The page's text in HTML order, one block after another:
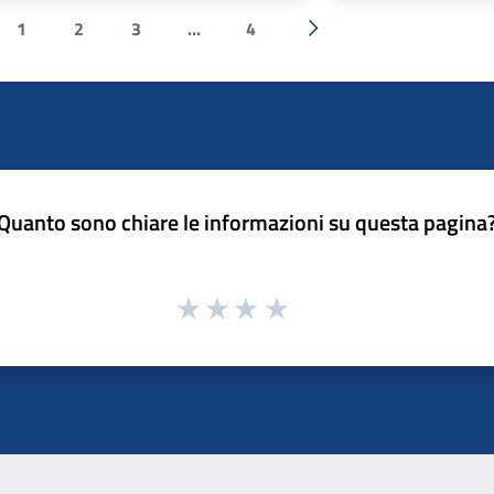
precedente
1 2 3 ... 4
Successiva »
sono chiare le informazioni su questa